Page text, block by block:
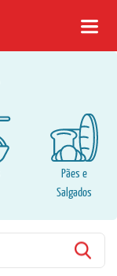
Pães e
Salgados